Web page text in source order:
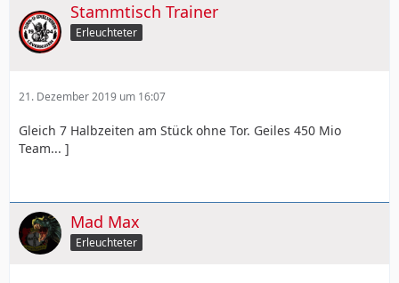
Stammtisch Trainer
Erleuchteter
21. Dezember 2019 um 16:07
Gleich 7 Halbzeiten am Stück ohne Tor. Geiles 450 Mio
Team... ]
Mad Max
Erleuchteter